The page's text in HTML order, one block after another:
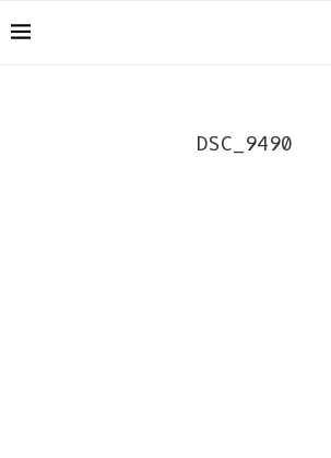
DSC_9490